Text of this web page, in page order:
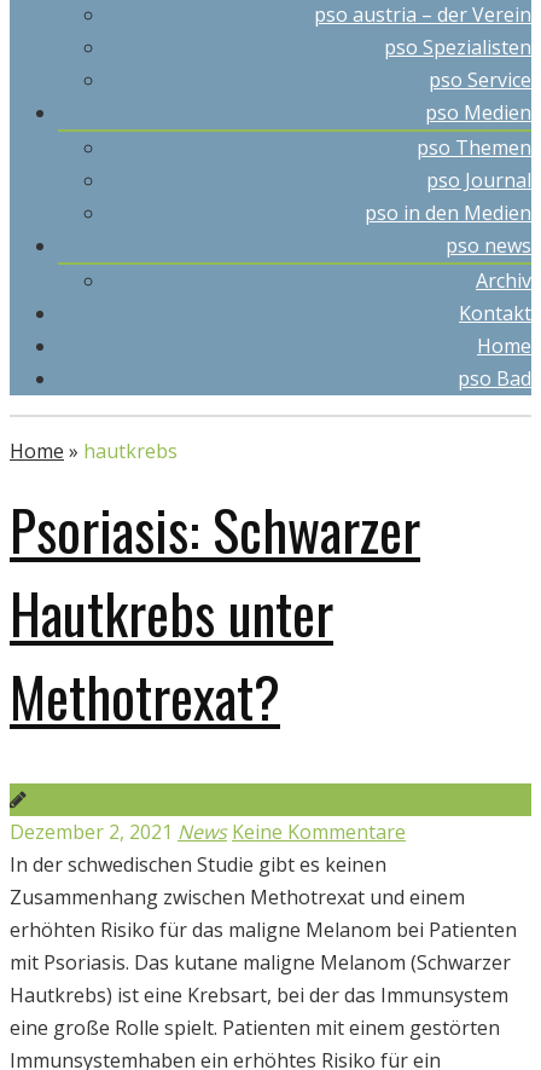
pso austria – der Verein
pso Spezialisten
pso Service
pso Medien
pso Themen
pso Journal
pso in den Medien
pso news
Archiv
Kontakt
Home
pso Bad
Home » hautkrebs
Psoriasis: Schwarzer
Hautkrebs unter
Methotrexat?
Dezember 2, 2021 News Keine Kommentare
In der schwedischen Studie gibt es keinen
Zusammenhang zwischen Methotrexat und einem
erhöhten Risiko für das maligne Melanom bei Patienten
mit Psoriasis. Das kutane maligne Melanom (Schwarzer
Hautkrebs) ist eine Krebsart, bei der das Immunsystem
eine große Rolle spielt. Patienten mit einem gestörten
Immunsystemhaben ein erhöhtes Risiko für ein